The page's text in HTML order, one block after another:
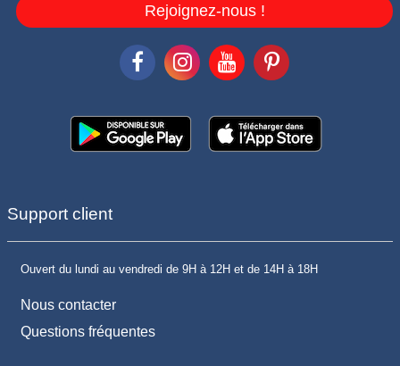
Rejoignez-nous !
Support client
Ouvert du lundi au vendredi de 9H à 12H et de 14H à 18H
Nous contacter
Questions fréquentes